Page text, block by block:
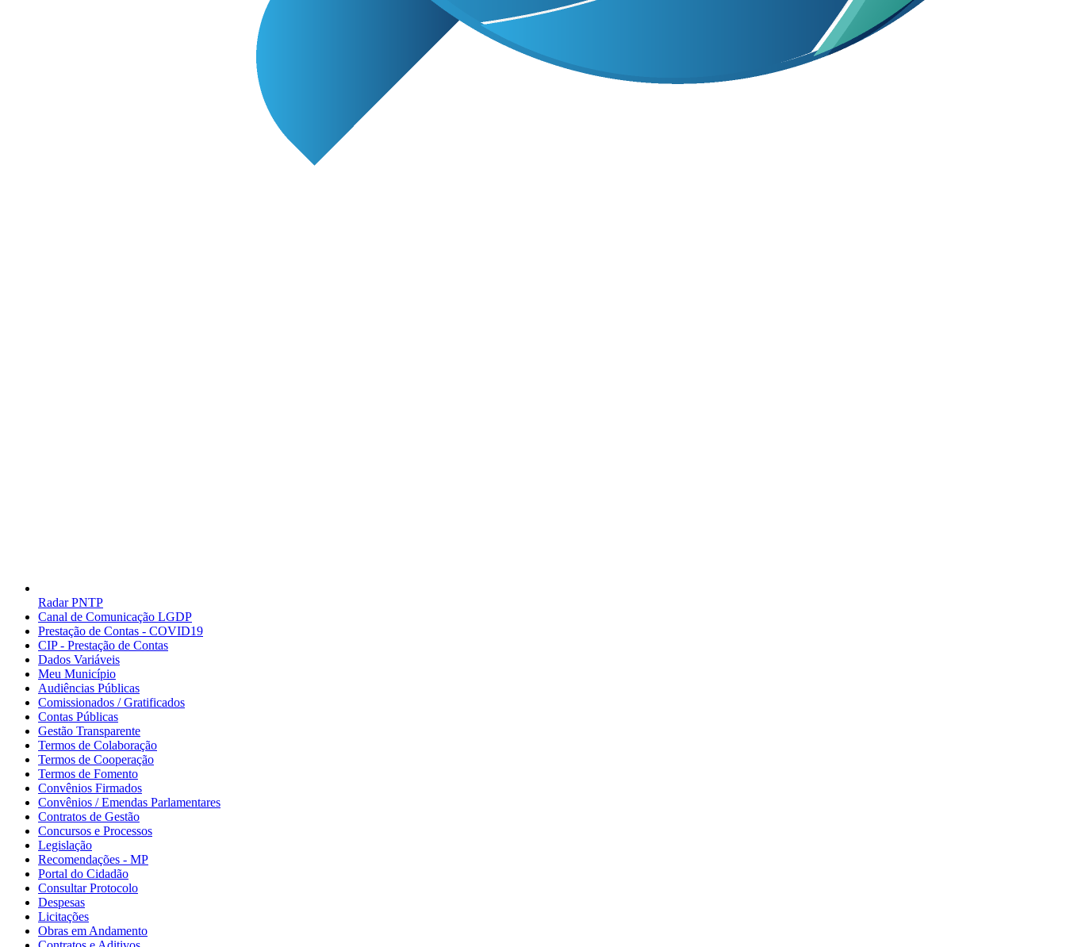
Radar PNTP
Canal de Comunicação LGDP
Prestação de Contas - COVID19
CIP - Prestação de Contas
Dados Variáveis
Meu Município
Audiências Públicas
Comissionados / Gratificados
Contas Públicas
Gestão Transparente
Termos de Colaboração
Termos de Cooperação
Termos de Fomento
Convênios Firmados
Convênios / Emendas Parlamentares
Contratos de Gestão
Concursos e Processos
Legislação
Recomendações - MP
Portal do Cidadão
Consultar Protocolo
Despesas
Licitações
Obras em Andamento